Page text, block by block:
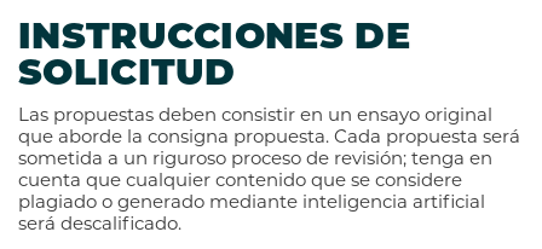
INSTRUCCIONES DE
SOLICITUD
Las propuestas deben consistir en un ensayo original
que aborde la consigna propuesta. Cada propuesta será
sometida a un riguroso proceso de revisión; tenga en
cuenta que cualquier contenido que se considere
plagiado o generado mediante inteligencia artificial
será descalificado.